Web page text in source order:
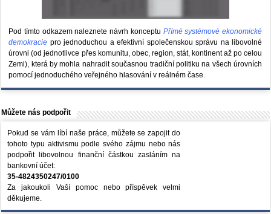
Pod tímto odkazem naleznete návrh konceptu Přímé systémové ekonomické
demokracie pro jednoduchou a efektivní společenskou správu na libovolné
úrovni (od jednotlivce přes komunitu, obec, region, stát, kontinent až po celou
Zemi), která by mohla nahradit současnou tradiční politiku na všech úrovních
pomocí jednoduchého veřejného hlasování v reálném čase.
Můžete nás podpořit
Pokud se vám líbí naše práce, můžete se zapojit do
tohoto typu aktivismu podle svého zájmu nebo nás
podpořit libovolnou finanční částkou zasláním na
bankovní účet:
35-4824350247/0100
Za jakoukoli Vaší pomoc nebo příspěvek velmi
děkujeme.